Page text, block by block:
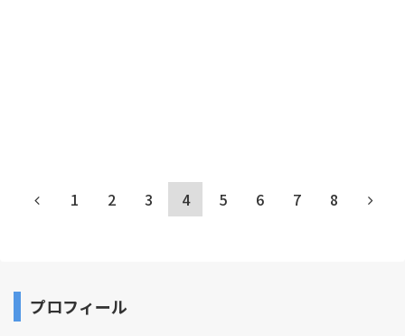
1 2 3 4 5 6 7 8
プロフィール